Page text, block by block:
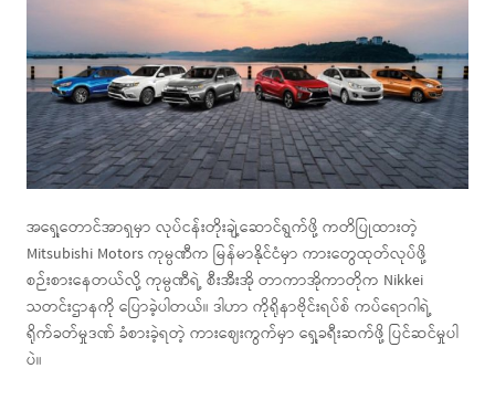
အရှေ့တောင်အာရှမှာ လုပ်ငန်းတိုးချဲ့ဆောင်ရွက်ဖို့ ကတိပြုထားတဲ့
Mitsubishi Motors ကုမ္ပဏီက မြန်မာနိုင်ငံမှာ ကားတွေထုတ်လုပ်ဖို့
စဉ်းစားနေတယ်လို့ ကုမ္ပဏီရဲ့ စီးအီးအို တာကာအိုကာတိုက Nikkei
သတင်းဌာနကို ပြောခဲ့ပါတယ်။ ဒါဟာ ကိုရိုနာဗိုင်းရပ်စ် ကပ်ရောဂါရဲ့
ရိုက်ခတ်မှုဒဏ် ခံစားခဲ့ရတဲ့ ကားဈေးကွက်မှာ ရှေ့ခရီးဆက်ဖို့ ပြင်ဆင်မှုပါ
ပဲ။